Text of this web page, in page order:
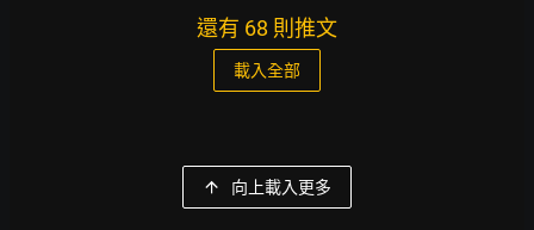
還有 68 則推文
載入全部
向上載入更多